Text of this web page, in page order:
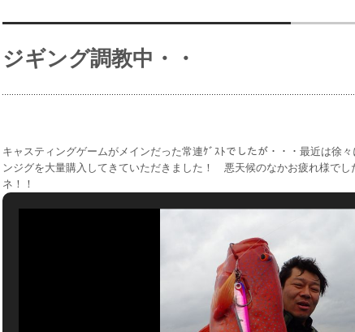
ジギング調教中・・
キャスティングゲームがメインだった常連ｹﾞｽﾄでしたが・・・最近は徐
ンジグを大量購入してきていただきました！ 悪天候のなかお疲れ様でし
ネ！！